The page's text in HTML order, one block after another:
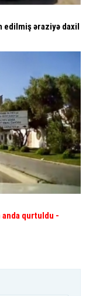
edilmiş əraziyə daxil
anda qurtuldu -